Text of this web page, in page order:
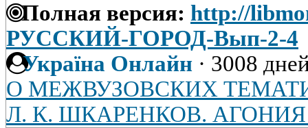
Полная версия: http://
РУССКИЙ-ГОРОД-Вып-2-4
Україна Онлайн · 3008
О МЕЖВУЗОВСКИХ
Л. К. ШКАРЕНКОВ.